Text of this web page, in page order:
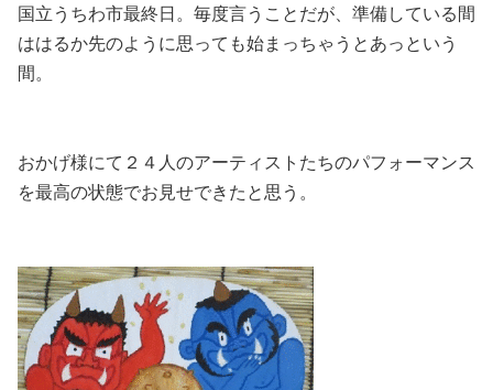
国立うちわ市最終日。毎度言うことだが、準備している間
ははるか先のように思っても始まっちゃうとあっという
間。
おかげ様にて２４人のアーティストたちのパフォーマンス
を最高の状態でお見せできたと思う。